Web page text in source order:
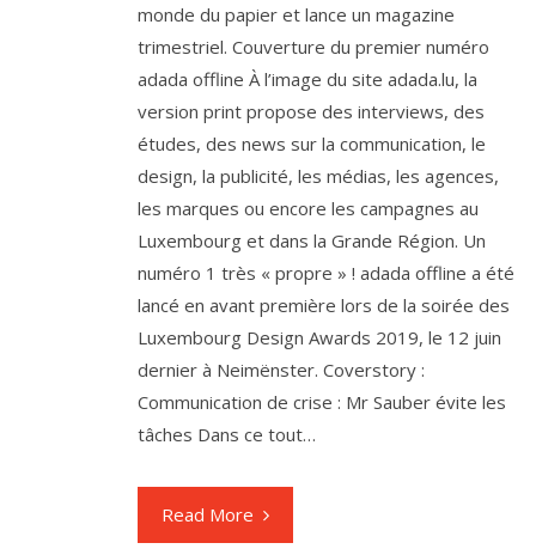
monde du papier et lance un magazine
trimestriel. Couverture du premier numéro
adada offline À l’image du site adada.lu, la
version print propose des interviews, des
études, des news sur la communication, le
design, la publicité, les médias, les agences,
les marques ou encore les campagnes au
Luxembourg et dans la Grande Région. Un
numéro 1 très « propre » ! adada offline a été
lancé en avant première lors de la soirée des
Luxembourg Design Awards 2019, le 12 juin
dernier à Neimënster. Coverstory :
Communication de crise : Mr Sauber évite les
tâches Dans ce tout…
Read More